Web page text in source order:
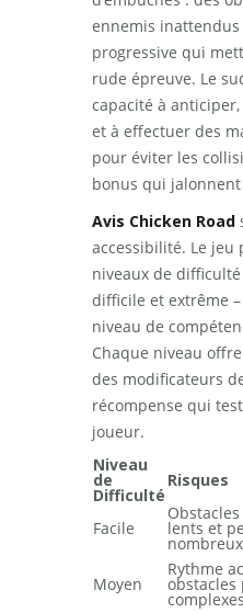
ennemis
progressive qui
rude épreuve. Le
capacité à
et à effectuer des
pour éviter les
bonus qui
Avis Chicken Road
accessibilité. Le jeu
niveaux de
difficile et extrême
niveau de
Chaque niveau
des modificateurs
récompense qui
joueur.
Niveau
de
Difficulté
Risques
Facile
Obstacles
lents et
nombreux
Moyen
Rythme
obstacles
complexes